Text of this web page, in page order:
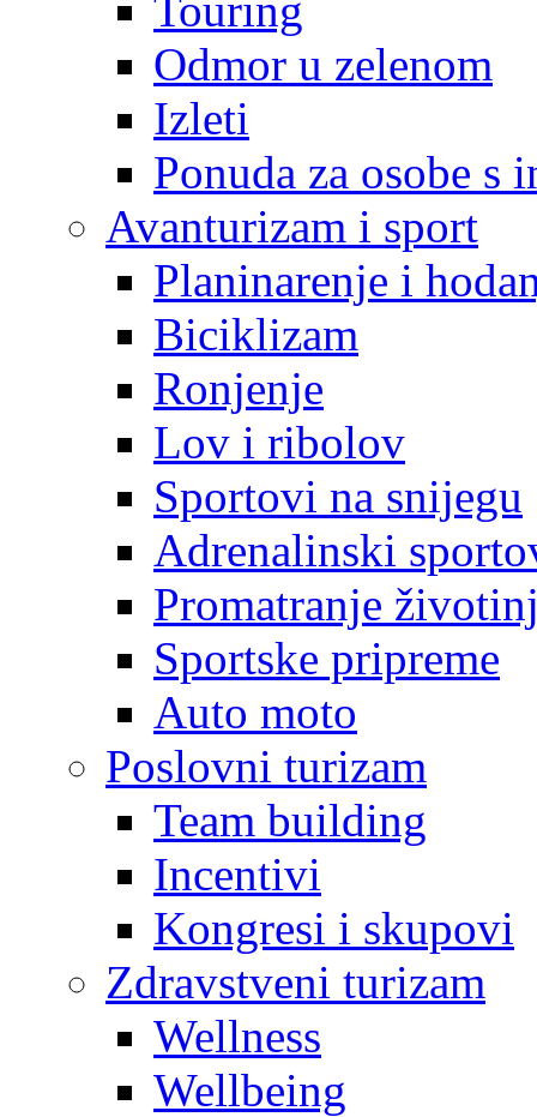
Odmor u zelenom
Izleti
Ponuda za osobe s
Avanturizam i sport
Planinarenje i
Biciklizam
Ronjenje
Lov i ribolov
Sportovi na snijegu
Adrenalinski
Promatranje
Sportske pripreme
Auto moto
Poslovni turizam
Team building
Incentivi
Kongresi i skupovi
Zdravstveni turizam
Wellness
Wellbeing